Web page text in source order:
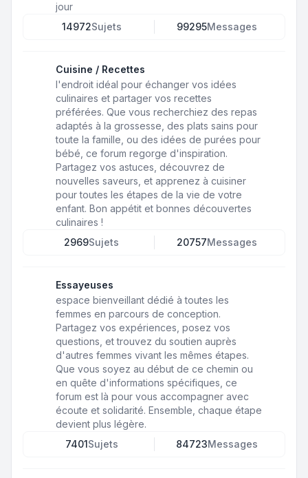
jour
14972Sujets 99295Messages
Cuisine / Recettes
l'endroit idéal pour échanger vos idées
culinaires et partager vos recettes
préférées. Que vous recherchiez des repas
adaptés à la grossesse, des plats sains pour
toute la famille, ou des idées de purées pour
bébé, ce forum regorge d'inspiration.
Partagez vos astuces, découvrez de
nouvelles saveurs, et apprenez à cuisiner
pour toutes les étapes de la vie de votre
enfant. Bon appétit et bonnes découvertes
culinaires !
2969Sujets 20757Messages
Essayeuses
espace bienveillant dédié à toutes les
femmes en parcours de conception.
Partagez vos expériences, posez vos
questions, et trouvez du soutien auprès
d'autres femmes vivant les mêmes étapes.
Que vous soyez au début de ce chemin ou
en quête d'informations spécifiques, ce
forum est là pour vous accompagner avec
écoute et solidarité. Ensemble, chaque étape
devient plus légère.
7401Sujets 84723Messages